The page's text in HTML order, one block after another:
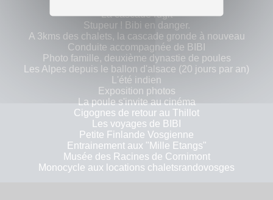
La cascade rugit
Stupeur ! Bibi en danger.
A 3kms des chalets, la cascade gronde à nouveau
Conduite accompagnée de BIBI
Photo famille, deuxième dynastie de poules
Les Alpes depuis le ballon d'alsace (20 jours par an)
L'été indien
Exposition photos
La poule s'invite au cinéma
Cigognes de retour au Thillot
Les voyages de BIBI
Petite Finlande Vosgienne
Entrainement aux "Mille Etangs"
Musée des Racines de Cornimont
Monocycle aux locations chaletsrandovosges